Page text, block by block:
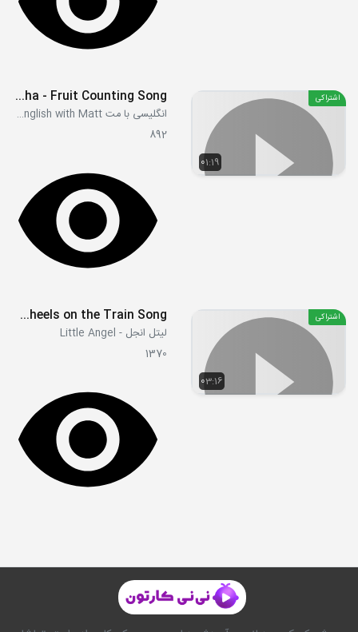
01:19
اشتراکی Fruit Cha Cha - Fruit Counting Song
انگلیسی با مت Learn English with Matt
892
03:16
اشتراکی Choo Choo Train - Wheels on the Train Song
لیتل انجل - Little Angel
1370